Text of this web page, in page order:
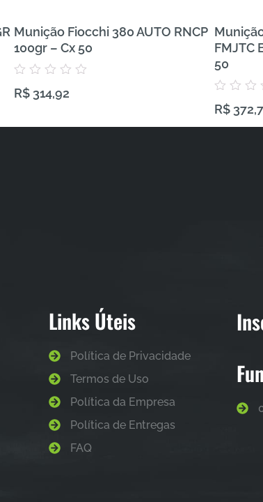
Munição Fiocchi 380 AUTO RNCP
100gr – Cx 50
Avaliação
0
R$ 314,92
FMJTC
50
Avaliação
0
R$
Links Úteis
Política de Privacidade
Termos de Uso
Política da Empresa
Política de Entregas
FAQ